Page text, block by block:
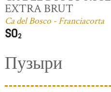
EXTRA BRUT
Ca del Bosco - Franciacorta
Пузыри